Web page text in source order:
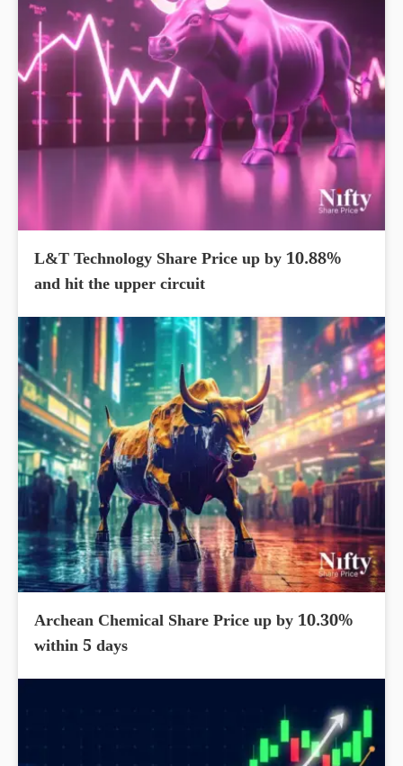
L&T Technology Share Price up by 10.88%
and hit the upper circuit
Archean Chemical Share Price up by 10.30%
within 5 days